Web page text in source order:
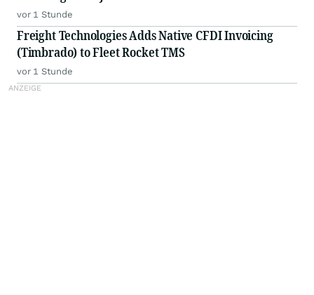
vor 1 Stunde
Freight Technologies Adds Native CFDI Invoicing
(Timbrado) to Fleet Rocket TMS
vor 1 Stunde